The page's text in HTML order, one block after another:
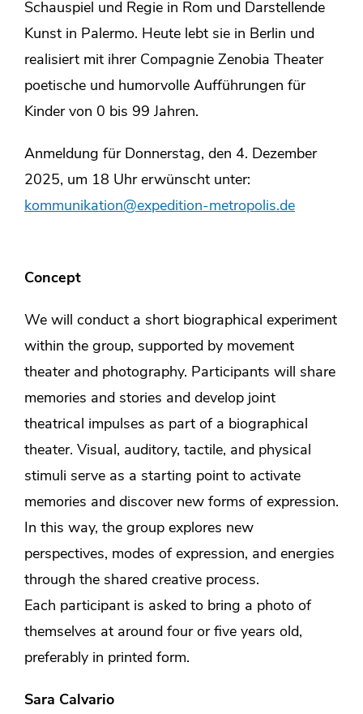
Schauspiel und Regie in Rom und Darstellende
Kunst in Palermo. Heute lebt sie in Berlin und
realisiert mit ihrer Compagnie Zenobia Theater
poetische und humorvolle Aufführungen für
Kinder von 0 bis 99 Jahren.
Anmeldung für Donnerstag, den 4. Dezember
2025, um 18 Uhr erwünscht unter:
kommunikation@expedition-metropolis.de
Concept
We will conduct a short biographical experiment
within the group, supported by movement
theater and photography. Participants will share
memories and stories and develop joint
theatrical impulses as part of a biographical
theater. Visual, auditory, tactile, and physical
stimuli serve as a starting point to activate
memories and discover new forms of expression.
In this way, the group explores new
perspectives, modes of expression, and energies
through the shared creative process.
Each participant is asked to bring a photo of
themselves at around four or five years old,
preferably in printed form.
Sara Calvario